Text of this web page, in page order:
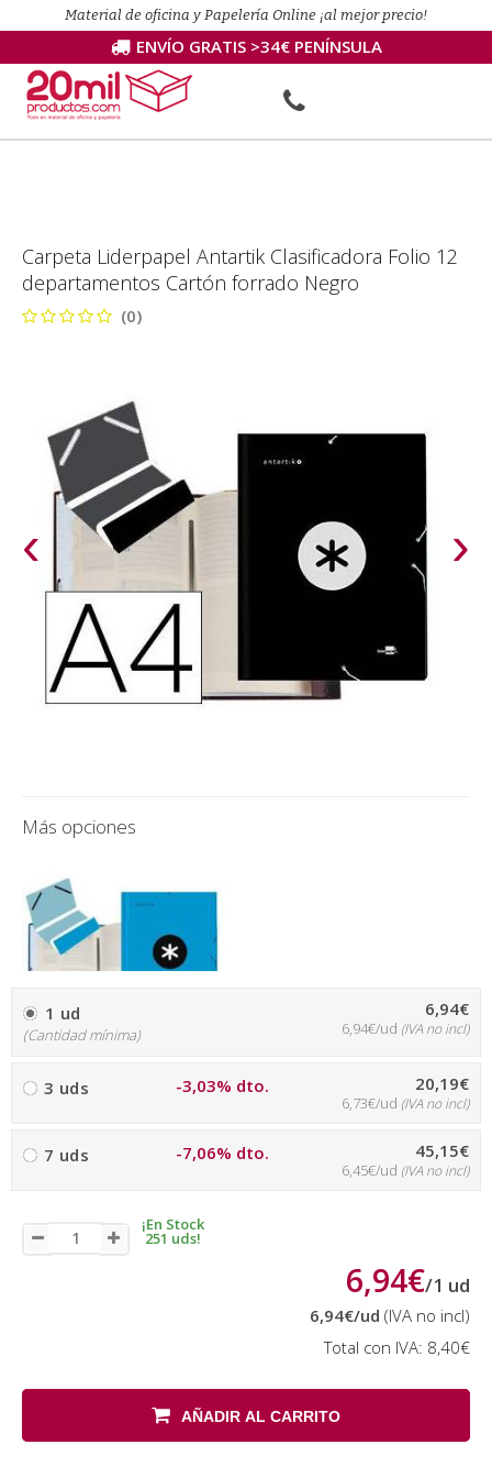
Material de oficina y Papelería Online ¡al mejor precio!
ENVÍO GRATIS >34€ PENÍNSULA
Carpeta Liderpapel Antartik Clasificadora Folio 12
departamentos Cartón forrado Negro
(0)
‹ ›
Más opciones
1 ud
(Cantidad mínima)
6,94€
6,94€/ud (IVA no incl)
3 uds -3,03% dto. 20,19€
6,73€/ud (IVA no incl)
7 uds -7,06% dto. 45,15€
6,45€/ud (IVA no incl)
¡En Stock
251 uds!
6,94€/1 ud
6,94€/ud (IVA no incl)
Total con IVA: 8,40€
AÑADIR AL CARRITO